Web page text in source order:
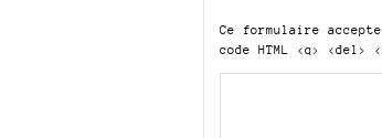
Ce formulaire
code HTML <q> <del>